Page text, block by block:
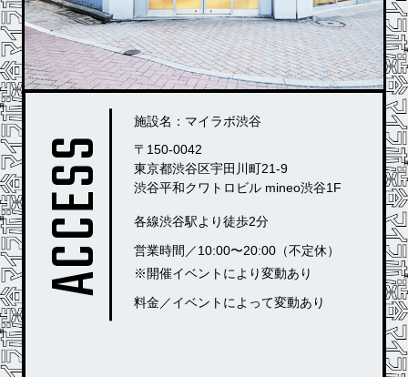
ACCESS
施設名：マイラボ渋谷
〒150-0042
東京都渋⾕区宇⽥川町21-9
渋⾕平和クワトロビル mineo渋谷1F
各線渋⾕駅より徒歩2分
営業時間／10:00〜20:00（不定休）
※開催イベントにより変動あり
料金／イベントによって変動あり